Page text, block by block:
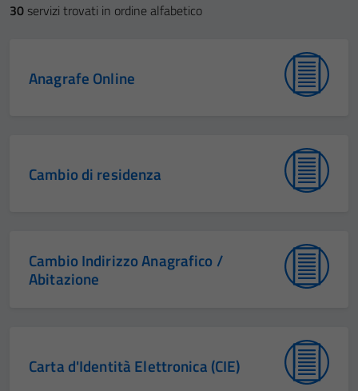
30 servizi trovati in ordine alfabetico
Anagrafe Online
Cambio di residenza
Cambio Indirizzo Anagrafico /
Abitazione
Carta d'Identità Elettronica (CIE)